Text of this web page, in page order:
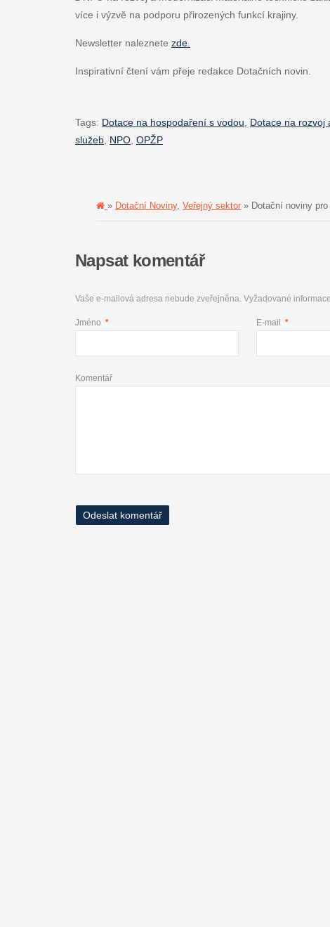
více i výzvě na podporu přirozených funkcí krajiny.
Newsletter naleznete zde.
Inspirativní čtení vám přeje redakce Dotačních novin.
Tags: Dotace na hospodaření s vodou
Dotace na rozvoj
služeb NPO OPŽP
» Dotační Noviny, Veřejný sektor » Dotační noviny
Napsat komentář
Vaše e-mailová adresa nebude zveřejněna. Vyžadované
Jméno * E-mail *
Komentář